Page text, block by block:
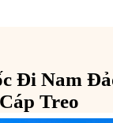
Đi Nam
Treo